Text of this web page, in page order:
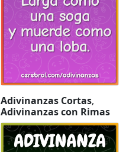
Adivinanzas Cortas,
Adivinanzas con Rimas